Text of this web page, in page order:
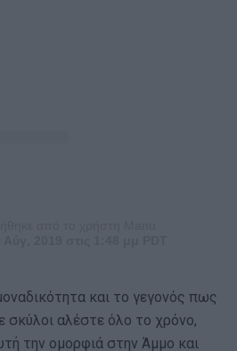
και το γεγονός πως
σκύλοι αλέστε όλο το χρόνο,
την ομορφιά στην Άμμο και